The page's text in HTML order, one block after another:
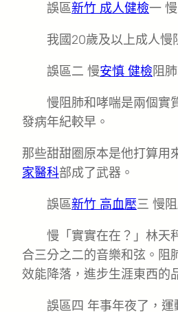
誤區新竹 成人健檢一
我國20歲及以上成人慢
誤區二 慢安慎 健檢阻
慢阻肺和哮喘是兩個實
發病年紀較早。
那些甜甜圈原本是他打算用
家醫科部成了武器。
誤區新竹 高血壓三 慢
慢「實實在在？」林天
合三分之二的音樂和弦。阻
效能降落，進步生涯東西的
誤區四 年事年夜了，運